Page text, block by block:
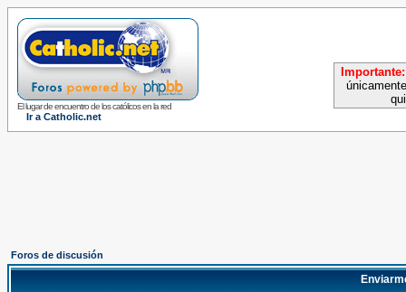
El lugar de encuentro de los católicos en la red
Ir a Catholic.net
Importante:
Foros de discusión